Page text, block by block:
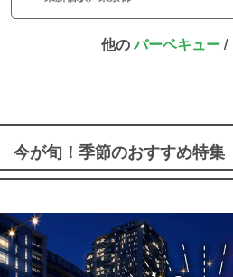
他のバーベキュー/
今が旬！季節のおすすめ特集